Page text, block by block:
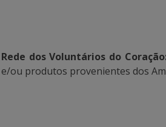
Rede dos Voluntários do
e/ou produtos provenientes dos